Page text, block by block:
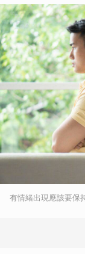
有情緒出現應該要保